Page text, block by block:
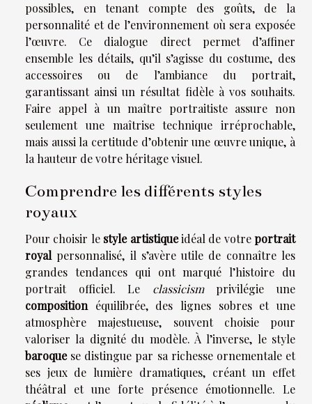
possibles, en tenant compte des goûts, de la
personnalité et de l’environnement où sera exposée
l’œuvre. Ce dialogue direct permet d’affiner
ensemble les détails, qu’il s’agisse du costume, des
accessoires ou de l’ambiance du portrait,
garantissant ainsi un résultat fidèle à vos souhaits.
Faire appel à un maître portraitiste assure non
seulement une maîtrise technique irréprochable,
mais aussi la certitude d’obtenir une œuvre unique, à
la hauteur de votre héritage visuel.
Comprendre les différents styles
royaux
Pour choisir le style artistiqueidéal de votreportrait
royalpersonnalisé, il s’avère utile de connaître les
grandes tendances qui ont marqué l’histoire du
portrait officiel. Le classicismprivilégie une
compositionéquilibrée, des lignes sobres et une
atmosphère majestueuse, souvent choisie pour
valoriser la dignité du modèle. À l’inverse, le style
baroquese distingue par sa richesse ornementale et
ses jeux de lumière dramatiques, créant un effet
théâtral et une forte présence émotionnelle. Le